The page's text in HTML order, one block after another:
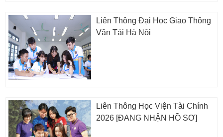
Liên Thông Đại Học Giao Thông
Vận Tải Hà Nội
Liên Thông Học Viện Tài Chính
2026 [ĐANG NHẬN HỒ SƠ]